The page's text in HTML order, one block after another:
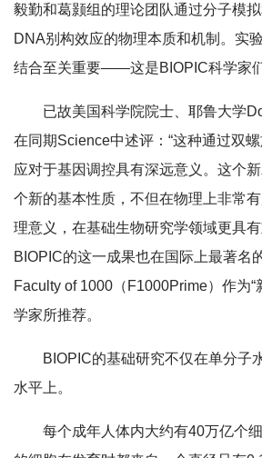
毅勤和葛颢组的理论团队通过分子模
DNA别构效应的物理本质和机制。实
结合至关重要——这是BIOPIC科学家们
已故美国科学院院士、耶鲁大学
在同期Science中述评：“这种通过双
应对于基因调控具有深远意义。这个
个新的基本性质，不但在物理上非常
理意义，在基础生物研究学领域更具有
BIOPIC的这一成果也在国际上最著名
Faculty of 1000（F1000Prime）作为“
学家所推荐。
BIOPIC的基础研究不仅在单分子
水平上。
每个成年人体内大约有40万亿个